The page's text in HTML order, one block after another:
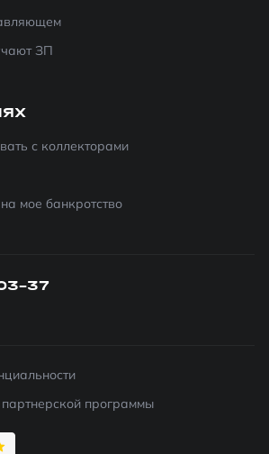
ЗП
с коллекторами
мое банкротство
37
программы